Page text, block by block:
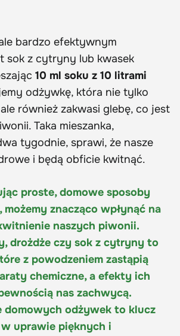
bardzo efektywnym
sok z cytryny lub kwasek
10 ml soku z 10 litrami
odżywkę, która nie tylko
również zakwasi glebę, co jest
Taka mieszanka,
tygodnie, sprawi, że nasze
i będą obficie kwitnąć.
proste, domowe sposoby
znacząco wpłynąć na
naszych piwonii.
drożdże czy sok z cytryny to
z powodzeniem zastąpią
chemiczne, a efekty ich
nas zachwycą.
domowych odżywek to klucz
uprawie pięknych i